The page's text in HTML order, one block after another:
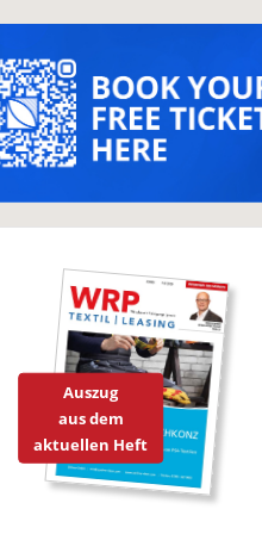
Auszug
aus dem
aktuellen Heft